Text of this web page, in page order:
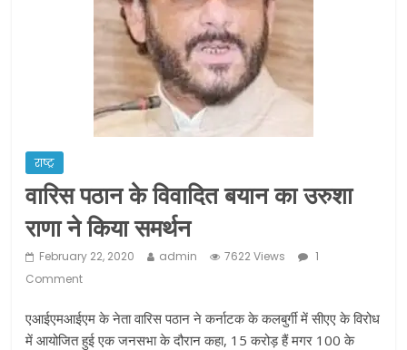
ने कराया पंजीयन: राजस्थान सरकार
शराब और पान की दुकानों को ग्रीन जोन में
खोलने की मिली इजाजत: गृह मंत्रालय
दो हफ्ते के लिए बढ़ाया लॉकडाउन: गृह मंत्रालय
राष्ट्र
वारिस पठान के विवादित बयान का उरुशा
राणा ने किया समर्थन
February 22, 2020 admin 7622 Views
1
Comment
एआईएमआईएम के नेता वारिस पठान ने कर्नाटक के कलबुर्गी में सीएए के विरोध
में आयोजित हुई एक जनसभा के दौरान कहा, 15 करोड़ हैं मगर 100 के